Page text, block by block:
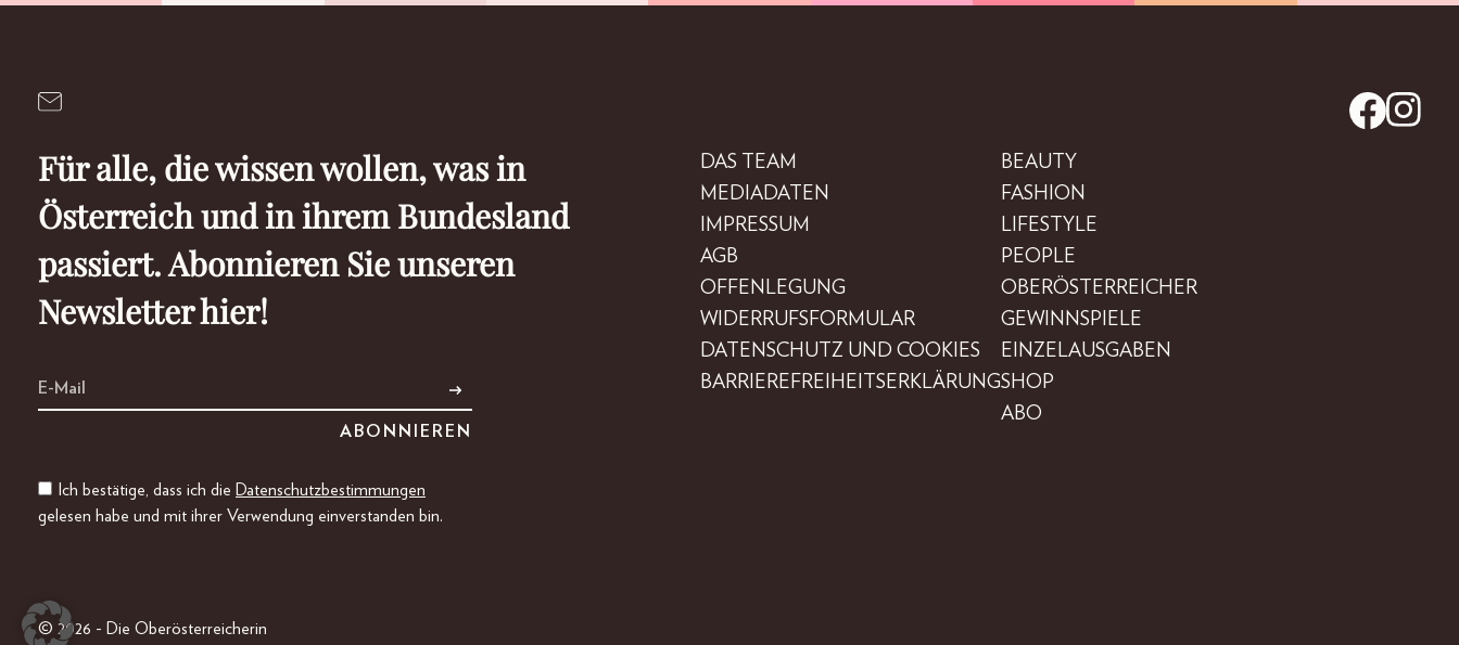
Für alle, die wissen wollen, was in
Österreich und in ihrem Bundesland
passiert. Abonnieren Sie unseren
Newsletter hier!
Ich bestätige, dass ich die Datenschutzbestimmungen
gelesen habe und mit ihrer Verwendung einverstanden bin.
DAS TEAM
MEDIADATEN
IMPRESSUM
AGB
OFFENLEGUNG
WIDERRUFSFORMULAR
DATENSCHUTZ UND COOKIES
BARRIEREFREIHEITSERKLÄRUNG
BEAUTY
FASHION
LIFESTYLE
PEOPLE
OBERÖSTERREICHER
GEWINNSPIELE
EINZELAUSGABEN
SHOP
ABO
© 2026 - Die Oberösterreicherin